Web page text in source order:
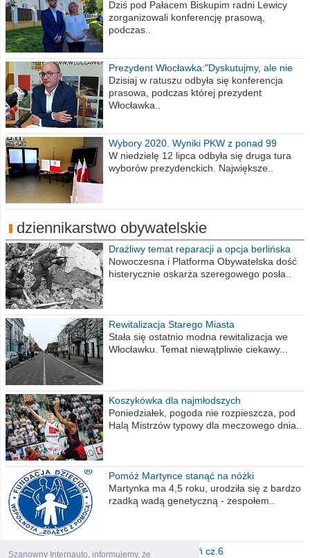
Szanowny Internauto, informujemy, że
Wiesława Meringa
Dziś pod Pałacem Biskupim radni Lewicy
zorganizowali konferencję prasową,
podczas..
Prezydent Włocławka:"Dyskutujmy, ale nie
obrażajmy się”
Dzisiaj w ratuszu odbyła się konferencja
prasowa, podczas której prezydent
Włocławka..
Wybory 2020. Wyniki PKW z ponad 99
procent obwodów
W niedzielę 12 lipca odbyła się druga tura
wyborów prezydenckich. Największe..
dziennikarstwo obywatelskie
Drażliwy temat reparacji a opcja berlińska
Nowoczesna i Platforma Obywatelska dość
histerycznie oskarża szeregowego posła..
Rewitalizacja Starego Miasta
Stała się ostatnio modna rewitalizacja we
Włocławku. Temat niewątpliwie ciekawy...
Koszykówka dla najmłodszych
Poniedziałek, pogoda nie rozpieszcza, pod
Halą Mistrzów typowy dla meczowego dnia..
Pomóż Martynce stanąć na nóżki
Martynka ma 4,5 roku, urodziła się z bardzo
rzadką wadą genetyczną - zespołem..
Polska moich marzeń cz.6